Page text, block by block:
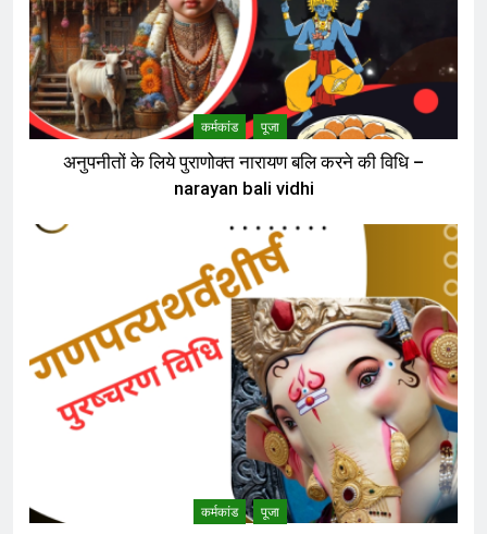
कर्मकांड पूजा
अनुपनीतों के लिये पुराणोक्त नारायण बलि करने की विधि –
narayan bali vidhi
कर्मकांड पूजा